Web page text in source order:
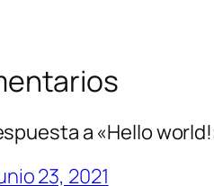
a «Hello
23, 2021